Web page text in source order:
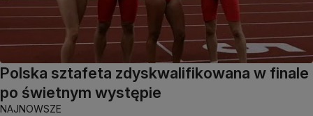
Polska sztafeta zdyskwalifikowana w finale
po świetnym występie
NAJNOWSZE